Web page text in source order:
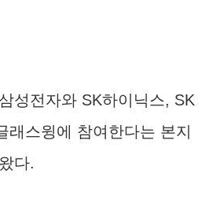
성전자와 SK하이닉스, SK
래스윙에 참여한다는 본지
다.